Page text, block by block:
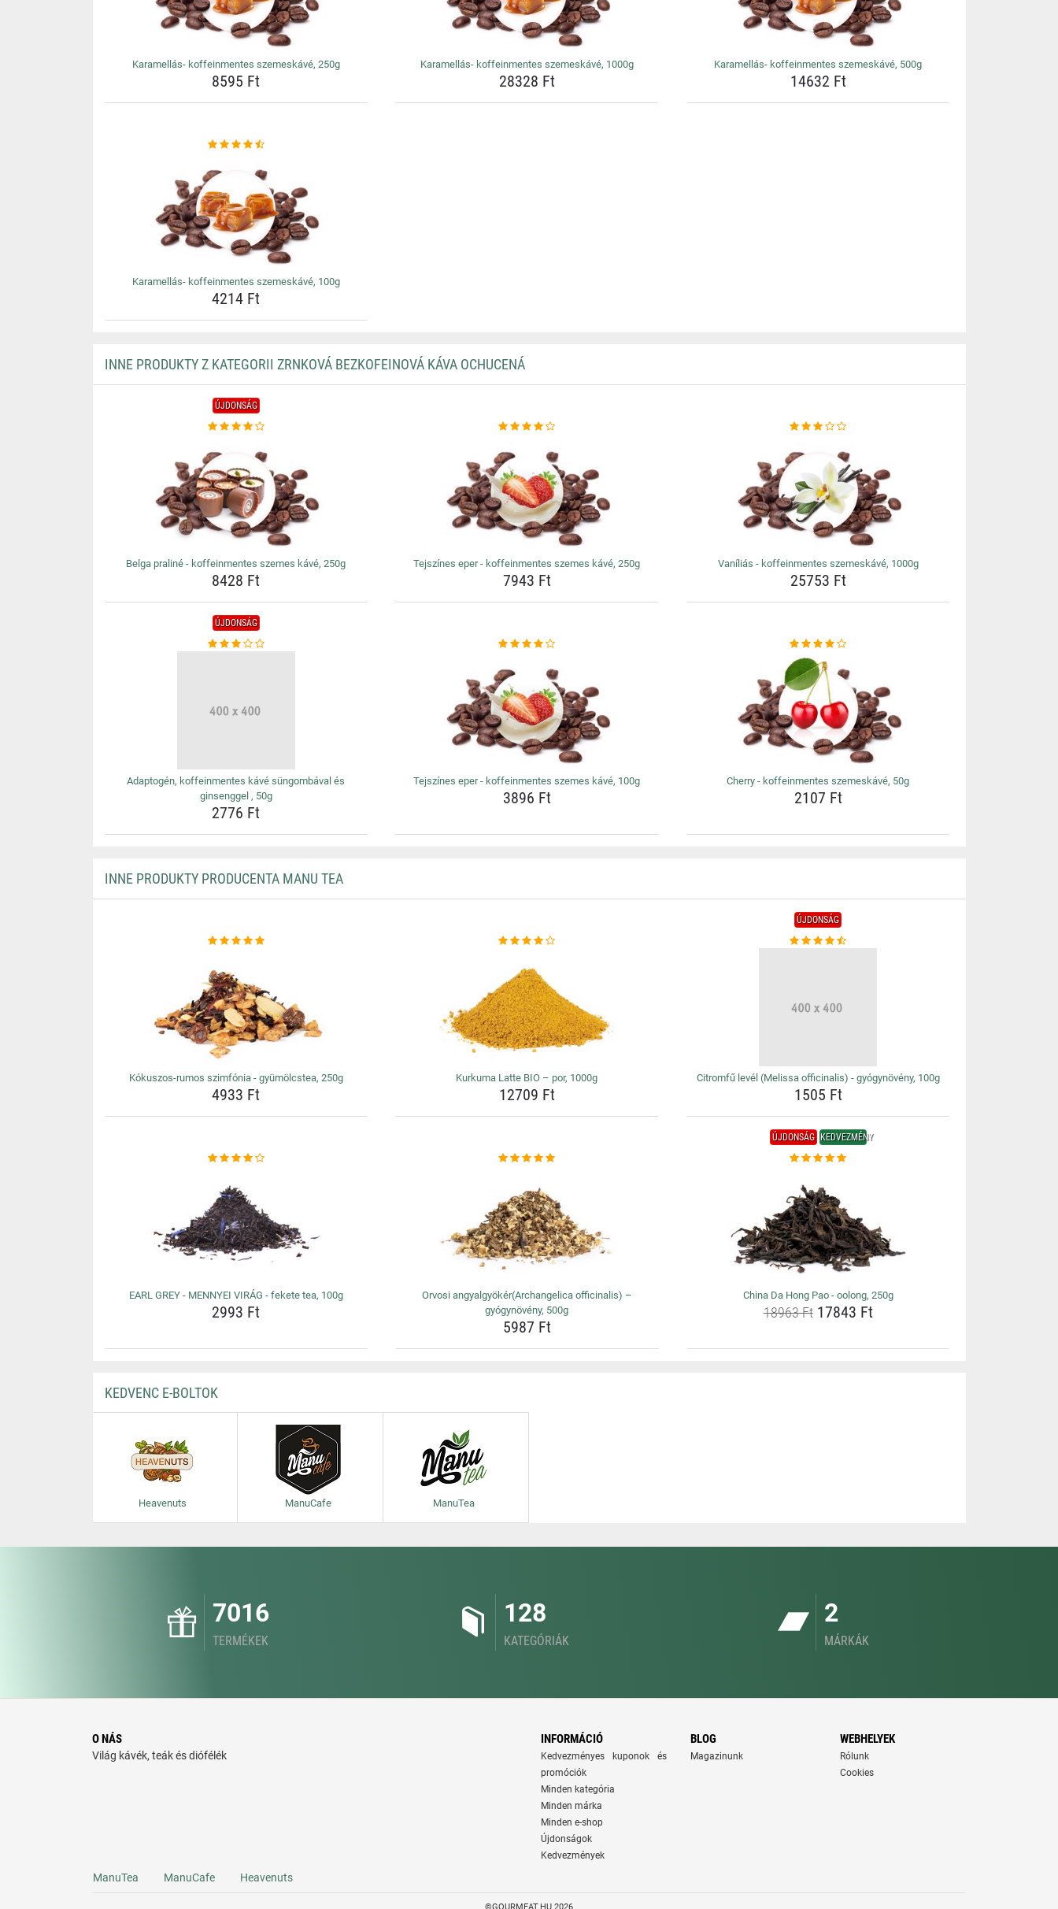
Karamellás- koffeinmentes szemeskávé, 250g
8595 Ft
Karamellás- koffeinmentes szemeskávé, 1000g
28328 Ft
Karamellás- koffeinmentes szemeskávé, 500g
14632 Ft
Karamellás- koffeinmentes szemeskávé, 100g
4214 Ft
INNE PRODUKTY Z KATEGORII ZRNKOVÁ BEZKOFEINOVÁ KÁVA OCHUCENÁ
ÚJDONSÁG
Belga praliné - koffeinmentes szemes kávé, 250g
8428 Ft
Tejszínes eper - koffeinmentes szemes kávé, 250g
7943 Ft
Vaníliás - koffeinmentes szemeskávé, 1000g
25753 Ft
ÚJDONSÁG
Adaptogén, koffeinmentes kávé süngombával és
ginsenggel , 50g
2776 Ft
Tejszínes eper - koffeinmentes szemes kávé, 100g
3896 Ft
Cherry - koffeinmentes szemeskávé, 50g
2107 Ft
INNE PRODUKTY PRODUCENTA MANU TEA
Kókuszos-rumos szimfónia - gyümölcstea, 250g
4933 Ft
Kurkuma Latte BIO – por, 1000g
12709 Ft
ÚJDONSÁG
Citromfű levél (Melissa officinalis) - gyógynövény, 100g
1505 Ft
EARL GREY - MENNYEI VIRÁG - fekete tea, 100g
2993 Ft
Orvosi angyalgyökér(Archangelica officinalis) –
gyógynövény, 500g
5987 Ft
ÚJDONSÁG KEDVEZMÉNY
China Da Hong Pao - oolong, 250g
18963 Ft17843 Ft
KEDVENC E-BOLTOK
Heavenuts ManuCafe ManuTea
7016
TERMÉKEK
128
KATEGÓRIÁK
2
MÁRKÁK
O NÁS
Világ kávék, teák és diófélék
INFORMÁCIÓ
Kedvezményes kuponok és
promóciók
Minden kategória
Minden márka
Minden e-shop
Újdonságok
Kedvezmények
BLOG
Magazinunk
WEBHELYEK
Rólunk
Cookies
ManuTea ManuCafe Heavenuts